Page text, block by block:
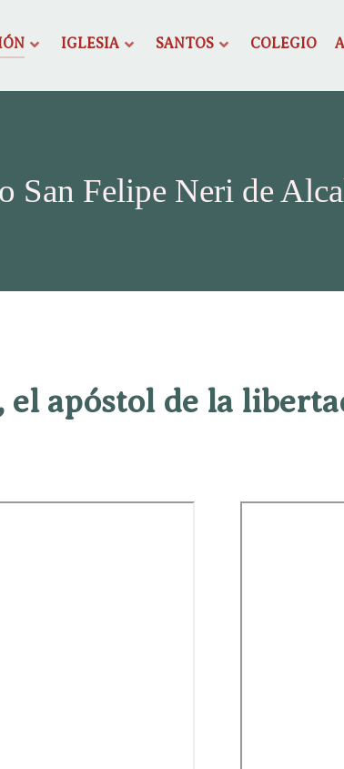
IGLESIA SANTOS COLEGIO
San Felipe Neri de
el apóstol de la